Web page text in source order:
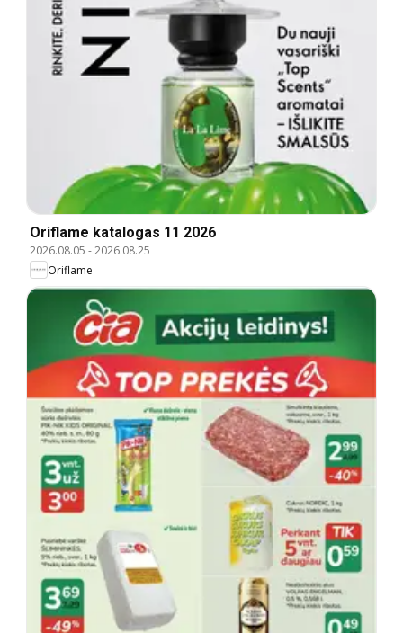
Oriflame katalogas 11 2026
2026.08.05 -2026.08.25
Oriflame